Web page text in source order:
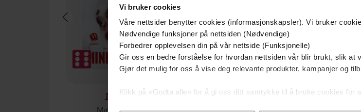
Vi bruker cookies
Våre nettsider benytter cookies (informasjonskapsler). Vi bruker
Nødvendige funksjoner på nettsiden (Nødvendige)
Forbedrer opplevelsen din på vår nettside (Funksjonelle)
Gir oss en bedre forståelse for hvordan nettsiden vår blir brukt, slik at
Gjør det mulig for oss å vise deg relevante produkter, kampanjer og
Klikk på «Godta alle» for å gi oss ditt samtykke til å bruke cookies for
samtykke til spesifikke formål ved å klikke på «Tilpass». Du kan når
199,-
Minnesota
349,-
Utskudd
149,-
En lykkelig